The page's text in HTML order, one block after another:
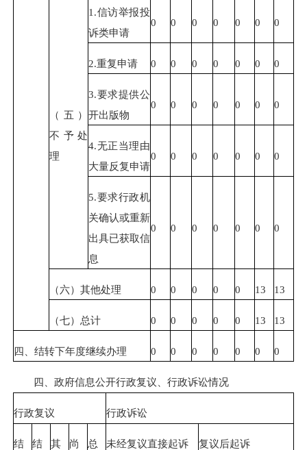
（五）
不予处
理
1.信访举报投
诉类申请
0 0 0 0 0 0 0
2.重复申请 0 0 0 0 0 0 0
3.要求提供公
开出版物
0 0 0 0 0 0 0
4.无正当理由
大量反复申请
0 0 0 0 0 0 0
5.要求行政机
关确认或重新
出具已获取信
息
0 0 0 0 0 0 0
（六）其他处理 0 0 0 0 0 13 13
（七）总计 0 0 0 0 0 13 13
四、结转下年度继续办理 0 0 0 0 0 0 0
四、政府信息公开行政复议、行政诉讼情况
行政复议 行政诉讼
结
结
其
尚
总
未经复议直接起诉 复议后起诉